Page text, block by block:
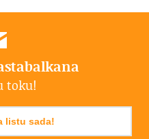
toku!
listu sada!